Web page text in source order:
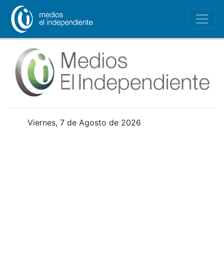
Viernes, 7 de Agosto de 2026